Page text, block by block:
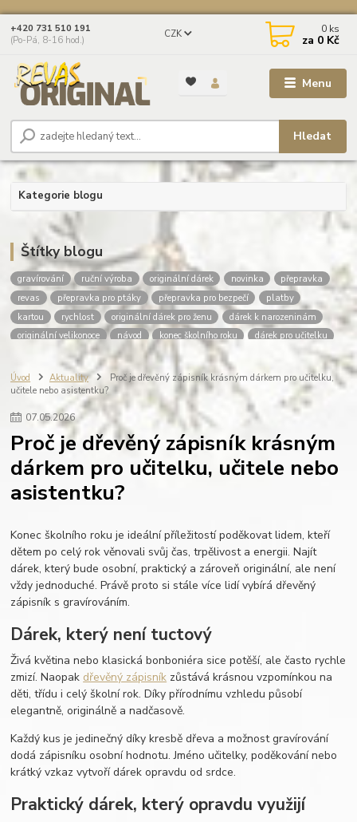
Menu
CZK
Hledat
+420 731 510 191
(Po-Pá, 8-16 hod.)
0 ks
za 0 Kč
Kategorie blogu
Štítky blogu
gravírování ruční výroba originální dárek novinka
přepravka
revas
přepravka pro ptáky přepravka pro bezpečí
platby
kartou
rychlost originální dárek pro ženu
dárek k narozeninám
originální velikonoce
návod konec školního roku
dárek pro učitelku
dárek pro učitele
dárky pro deváťáky
poděkování učitelce
fotografie do dřeva
ručně vyráběné svíčky
zápisník s gravírováním
výroba na zakázku
REVAS ORIGINAL fotoalbum
vzpomínky
dovolená
miminko rodinné fotografie
dřevěné fotoalbum
personalisovaný dárek dřevo
personalizace
svatba dárek pro ženu dárek pro muže
Úvod Aktuality
Proč je dřevěný zápisník krásným dárkem pro učitelku,
učitele nebo asistentku?
07.05.2026
Proč je dřevěný zápisník krásným
dárkem pro učitelku, učitele nebo
asistentku?
Konec školního roku je ideální příležitostí poděkovat lidem, kteří
dětem po celý rok věnovali svůj čas, trpělivost a energii. Najít
dárek, který bude osobní, praktický a zároveň originální, ale není
vždy jednoduché. Právě proto si stále více lidí vybírá dřevěný
zápisník s gravírováním.
Dárek, který není tuctový
Živá květina nebo klasická bonboniéra sice potěší, ale často rychle
zmizí. Naopak dřevěný zápisník zůstává krásnou vzpomínkou na
děti, třídu i celý školní rok. Díky přírodnímu vzhledu působí
elegantně, originálně a nadčasově.
Každý kus je jedinečný díky kresbě dřeva a možnost gravírování
dodá zápisníku osobní hodnotu. Jméno učitelky, poděkování nebo
krátký vzkaz vytvoří dárek opravdu od srdce.
Praktický dárek, který opravdu využijí